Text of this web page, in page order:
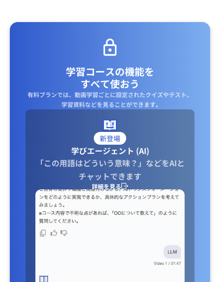
学習コースの機能を
すべて使おう
有料プランでは、動画学習ごとに設定されたクイズやテスト、
学習資料などを見ることができます｡
新登場
学びエージェント (AI)
「この用語はどういう意味？」などをAIと
チャットできます
詳細を見る